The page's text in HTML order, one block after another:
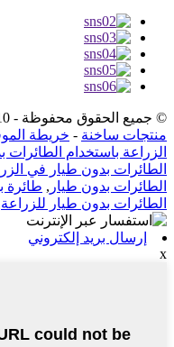
© جميع الحقوق محفوظة - 2010-2022.
منتجات ساخنة - خريطة
الزراعة باستخدام الطائرات
الطائرات بدون طيار في
الطائرات بدون طيار , طائرة
الطائرات بدون طيار للزراعة
إرسال بريد إلكتروني
x